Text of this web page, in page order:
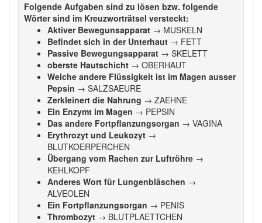
Folgende Aufgaben sind zu lösen bzw. folgende
Wörter sind im Kreuzworträtsel versteckt:
Aktiver Bewegunsapparat → MUSKELN
Befindet sich in der Unterhaut → FETT
Passive Bewegungsapparat → SKELETT
oberste Hautschicht → OBERHAUT
Welche andere Flüssigkeit ist im Magen ausser
Pepsin → SALZSAEURE
Zerkleinert die Nahrung → ZAEHNE
Ein Enzymt im Magen → PEPSIN
Das andere Fortpflanzungsorgan → VAGINA
Erythrozyt und Leukozyt →
BLUTKOERPERCHEN
Übergang vom Rachen zur Luftröhre →
KEHLKOPF
Anderes Wort für Lungenbläschen →
ALVEOLEN
Ein Fortpflanzungsorgan → PENIS
Thrombozyt → BLUTPLAETTCHEN